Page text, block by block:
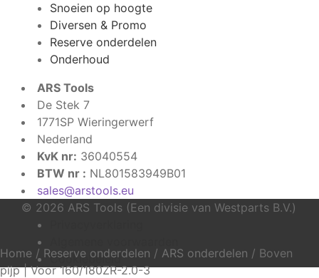
Home / Reserve onderdelen / ARS onderdelen / Boven
pijp | Voor 160/180ZR-2.0-3
Snoeien op hoogte
Diversen & Promo
Reserve onderdelen
Onderhoud
ARS Tools
De Stek 7
1771SP Wieringerwerf
Nederland
KvK nr: 36040554
BTW nr : NL801583949B01
sales@arstools.eu
© 2026 ARS Tools (Een divisie van Westparts B.V.)
Cookiebeleid